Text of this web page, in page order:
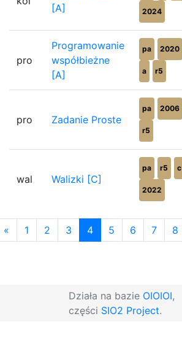
[A]
2024
pro
Programowanie
współbieżne
[A]
pa 2020
a r5
pro Zadanie Proste
pa 2006
r5
wal Walizki [C]
pa r5 c
2022
« 1 2 3 4 5 6 7 8
Działa na bazie OIOIOI,
części SIO2 Project.